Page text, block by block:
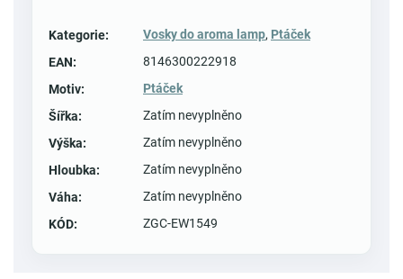
Kategorie: Vosky do aroma lamp, Ptáček
EAN:
8146300222918
Motiv:
Ptáček
Šířka:
Zatím nevyplněno
Výška:
Zatím nevyplněno
Hloubka:
Zatím nevyplněno
Váha:
Zatím nevyplněno
KÓD: ZGC-EW1549